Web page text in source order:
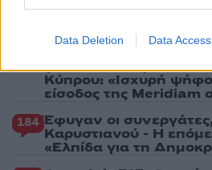
Data Deletion Data Access
για την ηλεκτρική
Κύπρου: «Ισχυρή
είσοδος της Meridiam
184 Έφυγαν οι
Καρυστιανού - Η
«Ελπίδα για τη